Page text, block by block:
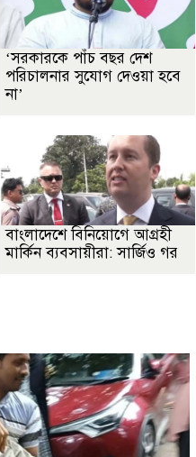
‘সরকারকে পাঁচ বছর দেশ
পরিচালনার সুযোগ দেওয়া হবে
না’
বাংলাদেশে বিনিয়োগে আগ্রহী
মার্কিন ব্যবসায়ীরা: সার্জিও গর